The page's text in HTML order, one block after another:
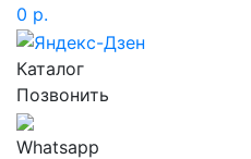
0 р.
Каталог
Позвонить
Whatsapp